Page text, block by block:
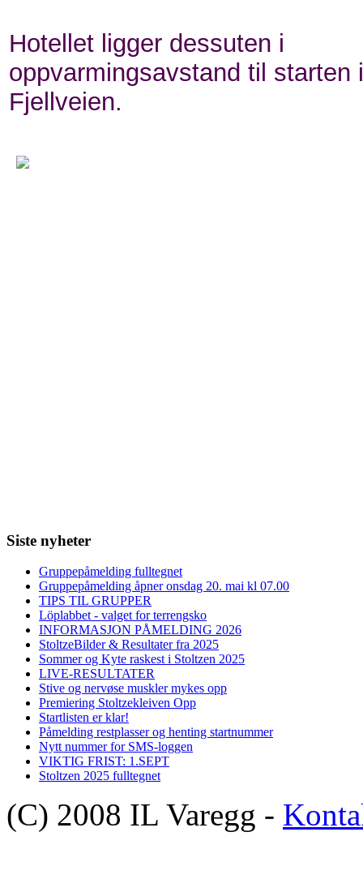
Hotellet ligger dessuten i
oppvarmingsavstand til starten i
Fjellveien.
Siste nyheter
Gruppepåmelding fulltegnet
Gruppepåmelding åpner onsdag 20. mai kl 07.00
TIPS TIL GRUPPER
Löplabbet - valget for terrengsko
INFORMASJON PÅMELDING 2026
StoltzeBilder & Resultater fra 2025
Sommer og Kyte raskest i Stoltzen 2025
LIVE-RESULTATER
Stive og nervøse muskler mykes opp
Premiering Stoltzekleiven Opp
Startlisten er klar!
Påmelding restplasser og henting startnummer
Nytt nummer for SMS-loggen
VIKTIG FRIST: 1.SEPT
Stoltzen 2025 fulltegnet
(C) 2008 IL Varegg -